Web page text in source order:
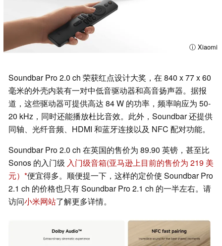
ⓘ Xiaomi
Soundbar Pro 2.0 ch 荣获红点设计大奖，在 840 x 77 x 60
毫米的外壳内装有一对中低音驱动器和高音扬声器。据报
道，这些驱动器可提供高达 84 W 的功率，频率响应为 50-
20 kHz，同时还能播放杜比音效。此外，Soundbar 还提供
同轴、光纤音频、HDMI 和蓝牙连接以及 NFC 配对功能。
Soundbar Pro 2.0 ch 在英国的售价为 89.90 英镑，甚至比
Sonos 的入门级 入门级音箱(亚马逊上目前的售价为 219 美
元）
便宜得多。顺便提一下，这样的定价使 Soundbar Pro
2.1 ch 的价格也只有 Soundbar Pro 2.1 ch 的一半左右。请
访问小米网站了解更多详情。